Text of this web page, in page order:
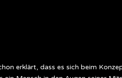
erklärt, dass es sich beim